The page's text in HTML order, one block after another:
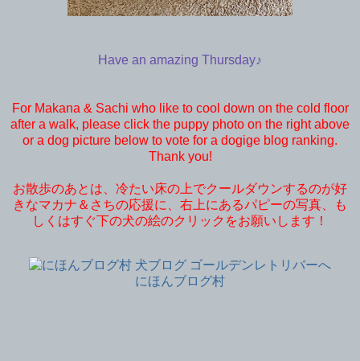
Have an amazing Thursday♪
For Makana & Sachi who like to cool down on the cold floor
after a walk, please click the puppy photo on the right above
or a dog picture below to vote for a dogige blog ranking.
Thank you!
お散歩のあとは、冷たい床の上でクールダウンするのが好
きなマカナ＆さちの応援に、右上にあるパピーの写真、も
しくはすぐ下の犬の絵のクリックをお願いします！
にほんブログ村